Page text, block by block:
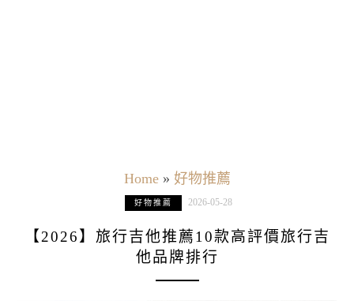
Home» 好物推薦
好物推薦 2026-05-28
【2026】旅行吉他推薦10款高評價旅行吉
他品牌排行